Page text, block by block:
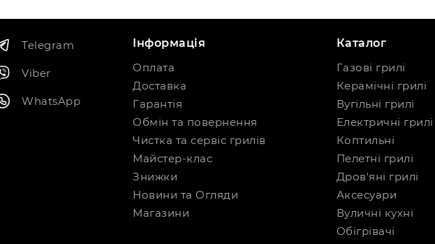
Telegram
Viber
WhatsApp
Інформація
Оплата
Доставка
Гарантія
Обмін та повернення
Чистка та сервіс грилів
Майстер-клас
Знижки
Новини та Огляди
Магазини
Каталог
Газові грилі
Керамічні грилі
Вугільні грилі
Електричні грилі
Коптильні
Пелетні грилі
Дров'яні грилі
Аксесуари
Вуличні кухні
Обігрівачі